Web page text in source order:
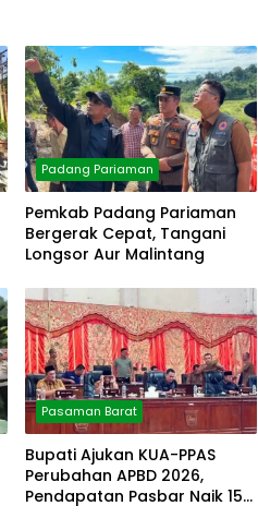
Padang Pariaman
Pemkab Padang Pariaman
Bergerak Cepat, Tangani
Longsor Aur Malintang
Pasaman Barat
Bupati Ajukan KUA-PPAS
Perubahan APBD 2026,
Pendapatan Pasbar Naik 15